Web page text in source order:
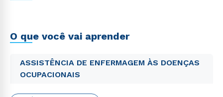
O que você vai aprender
ASSISTÊNCIA DE ENFERMAGEM ÀS DOENÇAS
OCUPACIONAIS